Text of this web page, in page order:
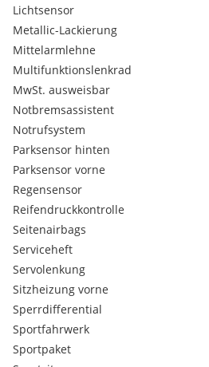
Kofferraum beleuchtet
Lenkrad höhenverstellbar
Scheibenwaschdüsen beheizbar
Kopfstützen im Fond
Verkehrszeichenerkennung
Müdigkeitserkennung
3-Punktgurte auf allen Sitzplätzen
Außenspiegel beheizbar
Dachspoiler
Radio
Sitz-Fahrer höhenverstellbar
geteilte Rückbank
Heckklappe
Lichtsensor
Metallic-Lackierung
Mittelarmlehne
Multifunktionslenkrad
MwSt. ausweisbar
Notbremsassistent
Notrufsystem
Parksensor hinten
Parksensor vorne
Regensensor
Reifendruckkontrolle
Seitenairbags
Serviceheft
Servolenkung
Sitzheizung vorne
Sperrdifferential
Sportfahrwerk
Sportpaket